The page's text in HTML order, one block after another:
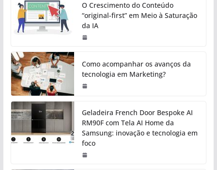
O Crescimento do Conteúdo
“original-first” em Meio à Saturação
da IA
Como acompanhar os avanços da
tecnologia em Marketing?
Geladeira French Door Bespoke AI
RM90F com Tela AI Home da
Samsung: inovação e tecnologia em
foco